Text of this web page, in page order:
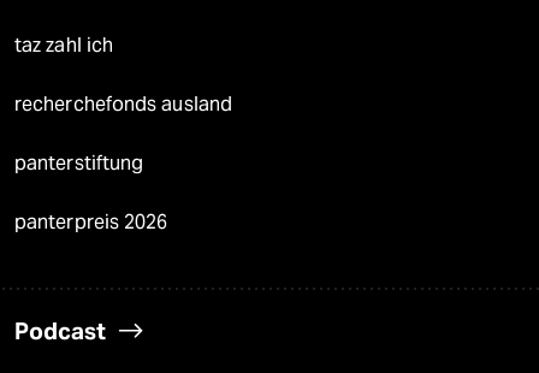
taz zahl ich
recherchefonds ausland
panterstiftung
panterpreis 2026
Podcast